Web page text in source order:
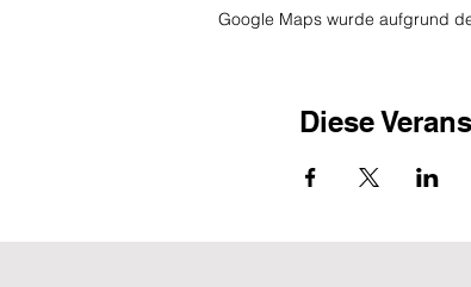
Google Maps wurde aufgrund
Diese